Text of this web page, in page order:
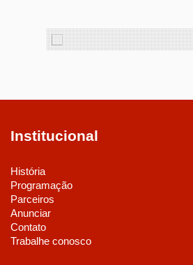
Institucional
História
Programação
Parceiros
Anunciar
Contato
Trabalhe conosco